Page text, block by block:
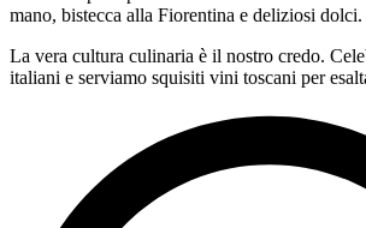
mano, bistecca alla Fiorentina e deliziosi dolci.
La vera cultura culinaria è il nostro credo.
italiani e serviamo squisiti vini toscani per